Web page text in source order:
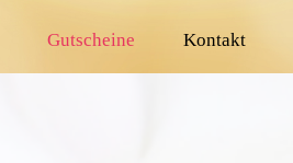
Gutscheine Kontakt